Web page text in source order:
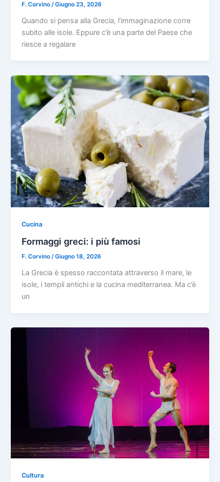
F. Corvino /Giugno 23, 2026
Quando si pensa alla Grecia, l’immaginazione corre
subito alle isole. Eppure c’è una parte del Paese che
riesce a regalare
Cucina
Formaggi greci: i più famosi
F. Corvino /Giugno 18, 2026
La Grecia è spesso raccontata attraverso il mare, le
isole, i templi antichi e la cucina mediterranea. Ma c’è
un
Cultura